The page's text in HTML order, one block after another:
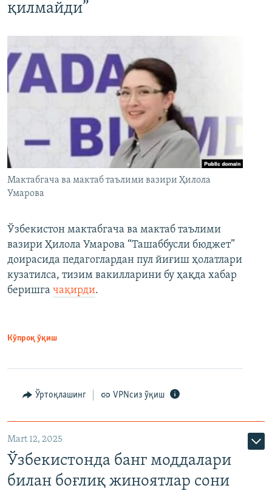
қилмайди”
Мактабгача ва мактаб таълими вазири Ҳилола
Умарова
Ўзбекистон мактабгача ва мактаб таълими
вазири Ҳилола Умарова “Ташаббусли бюджет”
доирасида педагоглардан пул йиғиш ҳолатлари
кузатилса, тизим вакилларини бу ҳақда хабар
беришга чақирди.
Кўпроқ ўқиш
Ўртоқлашинг VPNсиз ўқиш
Mart 12, 2025
Ўзбекистонда банг моддалари
билан боғлиқ жиноятлар сони